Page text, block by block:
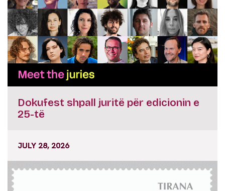
Dokufest shpall juritë për edicionin e
25-të
JULY 28, 2026